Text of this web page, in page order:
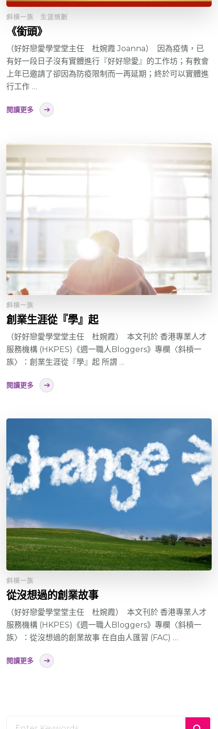
斜槓一族 生涯規劃
《銜頭》
（好好戀愛學堂堂主任 杜婉霞 Joanna） 因為疫情，已
有好一段日子沒有實體進行『好好戀愛』的工作坊；有教會
上年已邀請了卻因為防疫限制而一再延期；終於可以實體進
行工作 …
閱讀更多
斜槓一族
創業生涯從『學』起
（好好戀愛學堂堂主任 杜婉霞） 本文刊於 香港專業人才
服務機構 (HKPES)《週一職人Bloggers》專欄〈斜槓一
族〉：創業生涯從『學』起 所謂 …
閱讀更多
斜槓一族
從沒想過的創業故事
（好好戀愛學堂堂主任 杜婉霞） 本文刊於 香港專業人才
服務機構 (HKPES)《週一職人Bloggers》專欄〈斜槓一
族〉：從沒想過的創業故事 在自由人匯習 (FAC) …
閱讀更多